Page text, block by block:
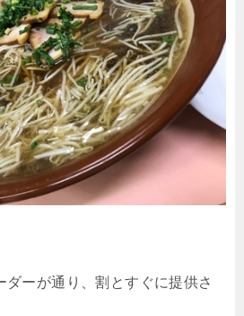
ダーが通り、割とすぐに提供さ